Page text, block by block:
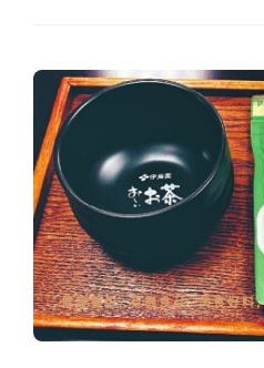
健康養生,有機食品,美食好料